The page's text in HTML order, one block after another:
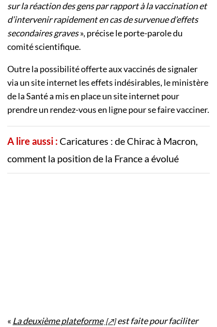
sur la réaction des gens par rapport à la vaccination et
d’intervenir rapidement en cas de survenue d’effets
secondaires graves», précise le porte-parole du
comité scientifique.
Outre la possibilité offerte aux vaccinés de signaler
via un site internet les effets indésirables, le ministère
de la Santé a mis en place un site internet pour
prendre un rendez-vous en ligne pour se faire vacciner.
A lire aussi : Caricatures : de Chirac à Macron,
comment la position de la France a évolué
« La deuxième plateforme
est faite pour faciliter